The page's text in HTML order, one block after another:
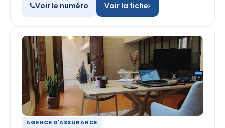
Voir le numéro Voir la fiche
AGENCE D'ASSURANCE